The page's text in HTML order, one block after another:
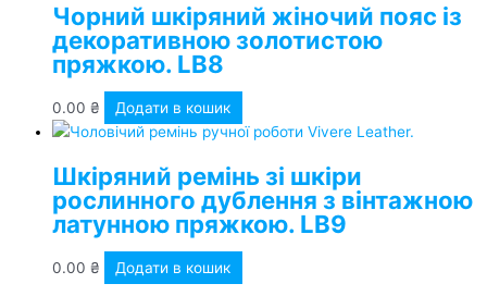
Чорний шкіряний жіночий пояс із
декоративною золотистою
пряжкою. LB8
0.00 ₴ Додати в кошик
Шкіряний ремінь зі шкіри
рослинного дублення з вінтажною
латунною пряжкою. LB9
0.00 ₴ Додати в кошик